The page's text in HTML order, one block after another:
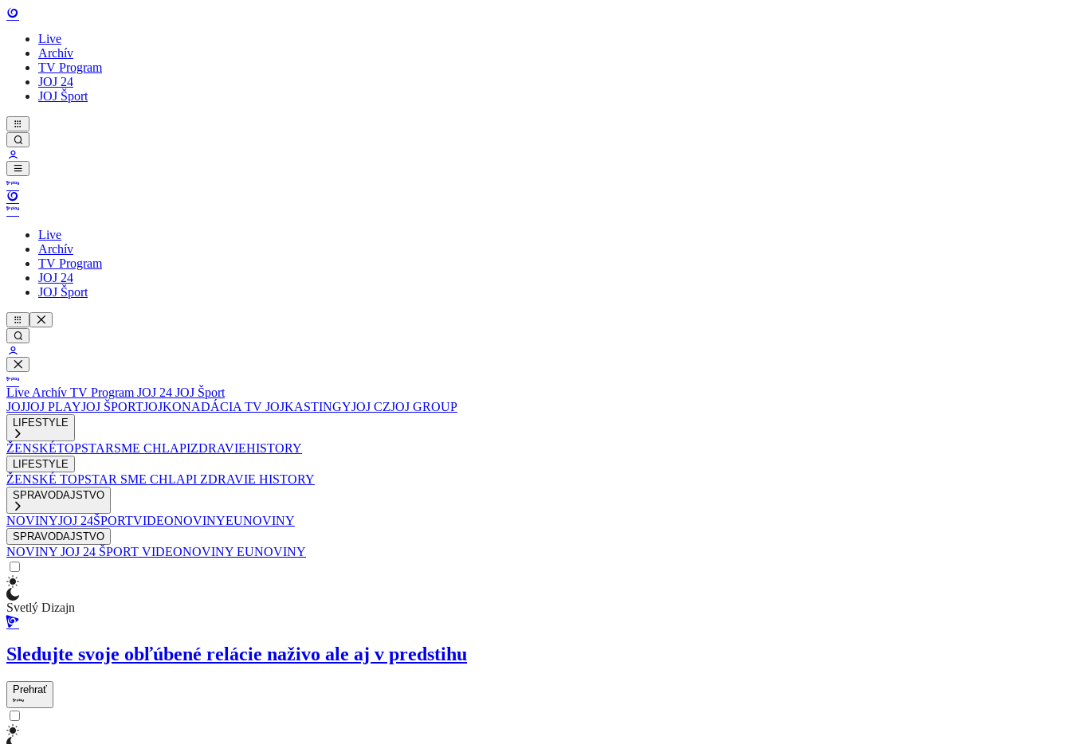
Live
Archív
TV Program
JOJ 24
JOJ Šport
Live
Archív
TV Program
JOJ 24
JOJ Šport
Live Archív TV Program JOJ 24 JOJ Šport
JOJJOJ PLAYJOJ ŠPORTJOJKONADÁCIA TV JOJKASTINGYJOJ CZJOJ GROUP
LIFESTYLE
ŽENSKÉTOPSTARSME CHLAPIZDRAVIEHISTORY
LIFESTYLE
ŽENSKÉ TOPSTAR SME CHLAPI ZDRAVIE HISTORY
SPRAVODAJSTVO
NOVINYJOJ 24ŠPORTVIDEONOVINYEUNOVINY
SPRAVODAJSTVO
NOVINY JOJ 24 ŠPORT VIDEONOVINY EUNOVINY
Svetlý Dizajn
Sledujte svoje obľúbené relácie naživo ale aj v predstihu
Prehrať